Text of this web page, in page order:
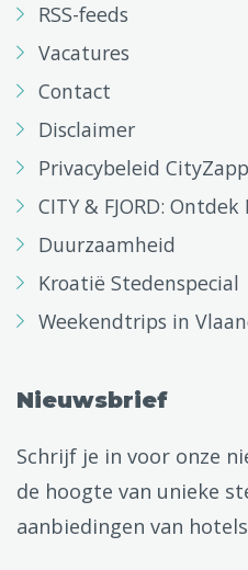
RSS-feeds
Vacatures
Contact
Disclaimer
Privacybeleid
CITY & FJORD:
Duurzaamheid
Kroatië Stedenspecial
Weekendtrips in
Nieuwsbrief
Schrijf je in voor onze
de hoogte van unieke
aanbiedingen van